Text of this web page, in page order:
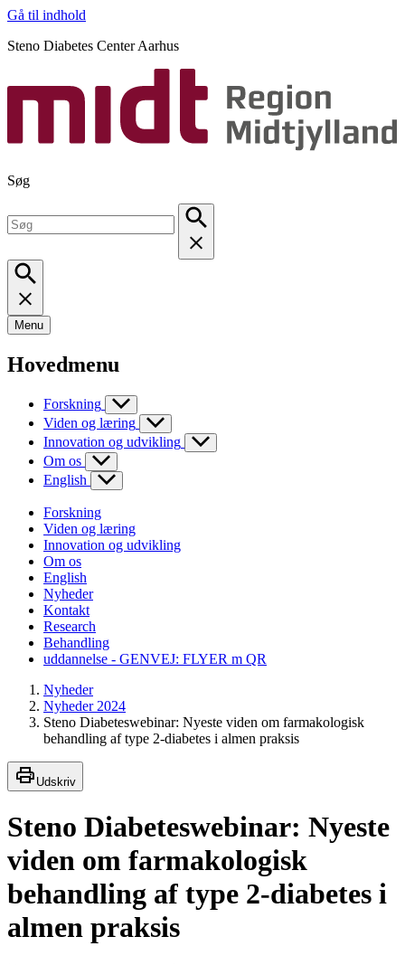
Gå til indhold
Steno Diabetes Center Aarhus
Søg
Menu
Hovedmenu
Forskning
Viden og læring
Innovation og udvikling
Om os
English
Forskning
Viden og læring
Innovation og udvikling
Om os
English
Nyheder
Kontakt
Research
Behandling
uddannelse - GENVEJ: FLYER m QR
Nyheder
Nyheder 2024
Steno Diabeteswebinar: Nyeste viden om farmakologisk
behandling af type 2-diabetes i almen praksis
Udskriv
Steno Diabeteswebinar: Nyeste
viden om farmakologisk
behandling af type 2-diabetes i
almen praksis